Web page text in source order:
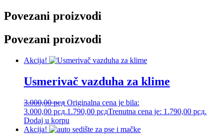
Povezani proizvodi
Povezani proizvodi
Akcija!
Usmerivač vazduha za klime
3.000,00рсд Originalna cena je bila:
3.000,00 рсд.1.790,00 рсдTrenutna cena je: 1.790,00 рсд.
Dodaj u korpu
Akcija!